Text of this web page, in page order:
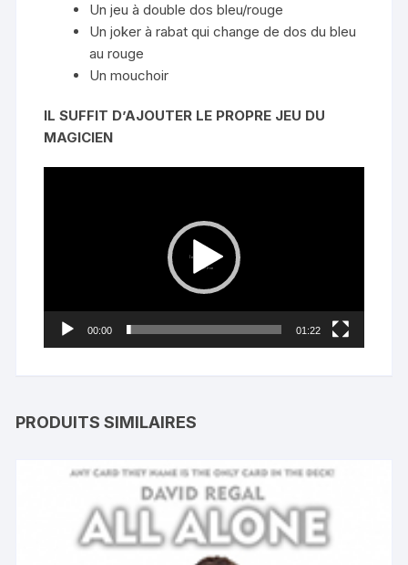
Un jeu à double dos bleu/rouge
Un joker à rabat qui change de dos du bleu
au rouge
Un mouchoir
IL SUFFIT D’AJOUTER LE PROPRE JEU DU
MAGICIEN
00:00 01:22
PRODUITS SIMILAIRES